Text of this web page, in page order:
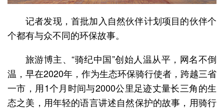
记者发现，首批加入自然伙伴计划项目的伙伴个
个都有与众不同的环保故事。
旅游博主、“骑纪中国”创始人温从平，网名不倒
温，早在2020年，作为生态环保骑行使者，跨越三省
一市，用1个月时间与2000公里足迹丈量长三角的生
态之美，用年轻的语言讲述自然保护的故事，用骑行